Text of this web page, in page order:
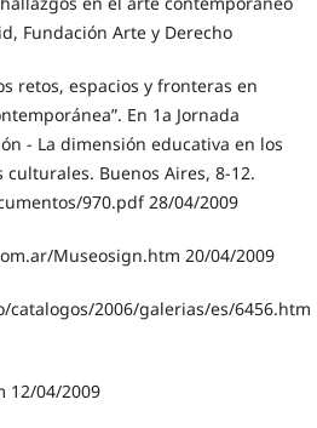
Fundación Arte y Derecho
retos, espacios y fronteras en
En 1a Jornada
- La dimensión educativa en los
Buenos Aires, 8-12.
970.pdf 28/04/2009
Museosign.htm 20/04/2009
catalogos/2006/galerias/es/6456.htm
12/04/2009